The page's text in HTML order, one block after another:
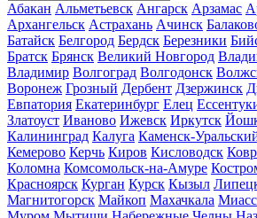
Абакан Альметьевск Ангарск Арзамас
Архангельск Астрахань Ачинск
Батайск Белгород Бердск Березники
Братск Брянск Великий Новгород
Владимир Волгоград Волгодонск
Воронеж Грозный Дербент Дзержинск
Евпатория Екатеринбург Елец
Златоуст Иваново Ижевск Иркутск
Калининград Калуга Каменск-
Кемерово Керчь Киров Кисловодск
Коломна Комсомольск-на-Амуре
Красноярск Курган Курск Кызыл
Магнитогорск Майкоп Махачкала Миасс